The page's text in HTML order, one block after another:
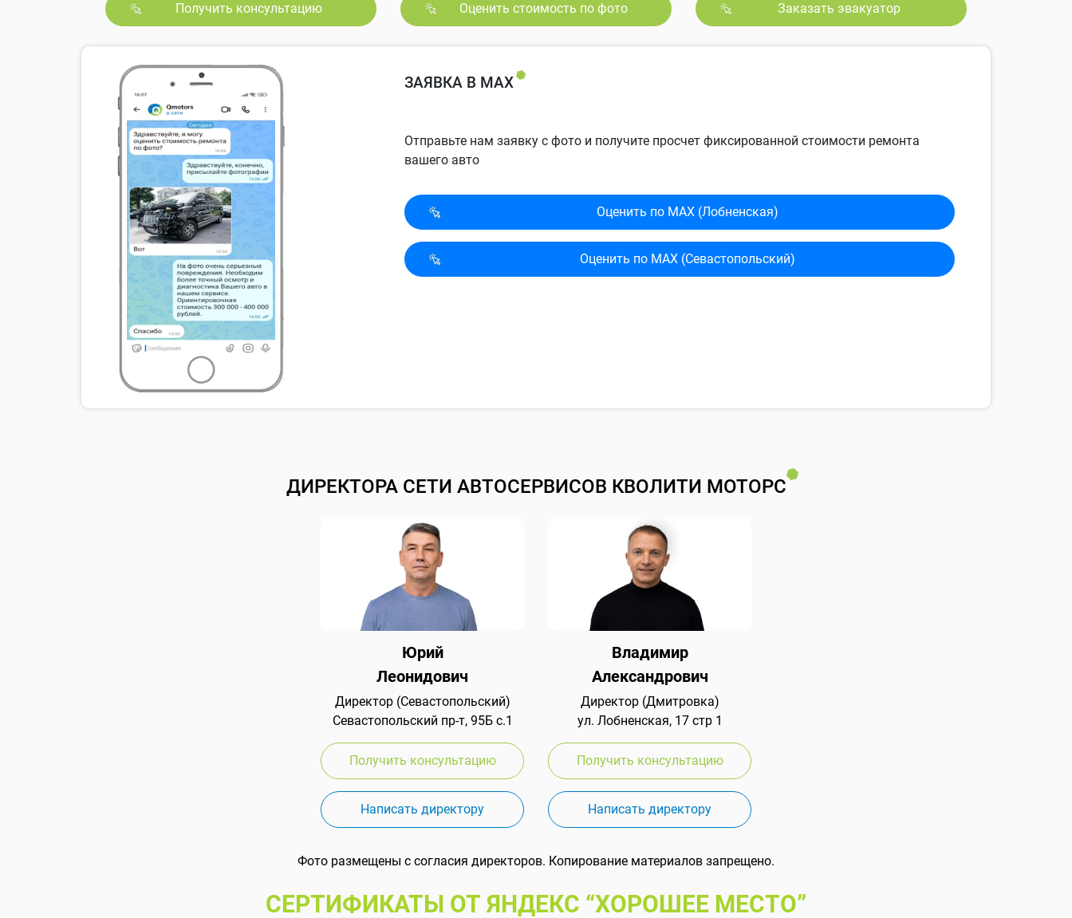
Получить консультацию Оценить стоимость по фото Заказать эвакуатор
ЗАЯВКА В MAX
Отправьте нам заявку с фото и получите просчет фиксированной стоимости ремонта
вашего авто
Оценить по MAX (Лобненская)
Оценить по MAX (Севасто­польский)
ДИРЕКТОРА СЕТИ АВТОСЕРВИСОВ КВОЛИТИ МОТОРС
Юрий
Леонидович
Директор (Севастопольский)
Севастопольский пр-т, 95Б с.1
Получить консультацию
Написать директору
Владимир
Александрович
Директор (Дмитровка)
ул. Лобненская, 17 стр 1
Получить консультацию
Написать директору
Фото размещены с согласия директоров. Копирование материалов запрещено.
СЕРТИФИКАТЫ ОТ ЯНДЕКС “ХОРОШЕЕ МЕСТО”